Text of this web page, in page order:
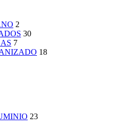
2
30
7
18
23